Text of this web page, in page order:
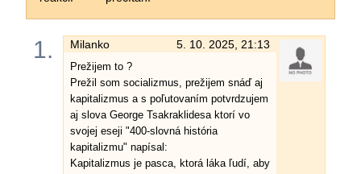
1. Milanko 5. 10. 2025, 21:13
Prežijem to ?
Prežil som socializmus, prežijem snáď aj
kapitalizmus a s poľutovaním potvrdzujem
aj slova George Tsakraklidesa ktorí vo
svojej eseji "400-slovná história
kapitalizmu" napísal:
Kapitalizmus je pasca, ktorá láka ľudí, aby